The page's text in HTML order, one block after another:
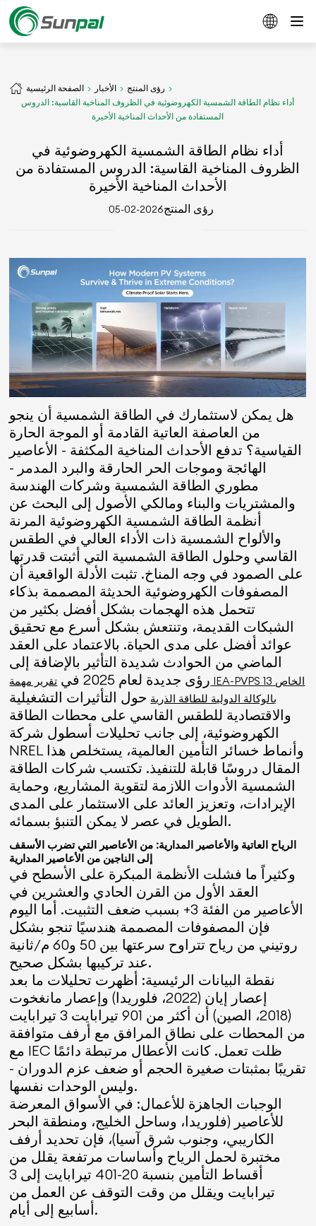
الصفحة الرئيسية الأخبار
رؤى المنتج
أداء نظام الطاقة الشمسية الكهروضوئية في الظروف المناخية القاسية: الدروس
المستفادة من الأحداث المناخية الأخيرة
أداء نظام الطاقة الشمسية الكهروضوئية في
الظروف المناخية القاسية: الدروس المستفادة من
الأحداث المناخية الأخيرة
رؤى المنتج2026-02-05
هل يمكن لاستثمارك في الطاقة الشمسية أن ينجو
من العاصفة العاتية القادمة أو الموجة الحارة
القياسية؟ تدفع الأحداث المناخية المكثفة - الأعاصير
الهائجة وموجات الحر الحارقة والبرد المدمر -
مطوري الطاقة الشمسية وشركات الهندسة
والمشتريات والبناء ومالكي الأصول إلى البحث عن
أنظمة الطاقة الشمسية الكهروضوئية المرنة
والألواح الشمسية ذات الأداء العالي في الطقس
القاسي وحلول الطاقة الشمسية التي أثبتت قدرتها
على الصمود في وجه المناخ. تثبت الأدلة الواقعية أن
المصفوفات الكهروضوئية الحديثة المصممة بذكاء
تتحمل هذه الهجمات بشكل أفضل بكثير من
الشبكات القديمة، وتنتعش بشكل أسرع مع تحقيق
عوائد أفضل على مدى الحياة. بالاعتماد على العقد
الماضي من الحوادث شديدة التأثير بالإضافة إلى
رؤى جديدة لعام 2025 في
تقرير مهمة IEA-PVPS 13 الخاص
بالوكالة الدولية للطاقة الذرية حول التأثيرات التشغيلية
والاقتصادية للطقس القاسي على محطات الطاقة
الكهروضوئية، إلى جانب تحليلات أسطول شركة
NREL وأنماط خسائر التأمين العالمية، يستخلص هذا
المقال دروسًا قابلة للتنفيذ. تكتسب شركات الطاقة
الشمسية الأدوات اللازمة لتقوية المشاريع، وحماية
الإيرادات، وتعزيز العائد على الاستثمار على المدى
الطويل في عصر لا يمكن التنبؤ بسمائه.
الرياح العاتية والأعاصير المدارية: من الأعاصير التي تضرب الأسقف
إلى الناجين من الأعاصير المدارية
وكثيراً ما فشلت الأنظمة المبكرة على الأسطح في
العقد الأول من القرن الحادي والعشرين في
الأعاصير من الفئة 3+ بسبب ضعف التثبيت. أما اليوم
فإن المصفوفات المصممة هندسيًا تنجو بشكل
روتيني من رياح تتراوح سرعتها بين 50 و60 م/ثانية
عند تركيبها بشكل صحيح.
نقطة البيانات الرئيسية: أظهرت تحليلات ما بعد
إعصار إيان (2022، فلوريدا) وإعصار مانغخوت
(2018، الصين) أن أكثر من 901 تيرابايت 3 تيرابايت
من المحطات على نطاق المرافق مع أرفف متوافقة
مع IEC ظلت تعمل. كانت الأعطال مرتبطة دائمًا
تقريبًا بمثبتات صغيرة الحجم أو ضعف عزم الدوران -
وليس الوحدات نفسها.
الوجبات الجاهزة للأعمال: في الأسواق المعرضة
للأعاصير (فلوريدا، وساحل الخليج، ومنطقة البحر
الكاريبي، وجنوب شرق آسيا)، فإن تحديد أرفف
مختبرة لحمل الرياح وأساسات مرتفعة يقلل من
أقساط التأمين بنسبة 20-401 تيرابايت إلى 3
تيرابايت ويقلل من وقت التوقف عن العمل من
أسابيع إلى أيام.